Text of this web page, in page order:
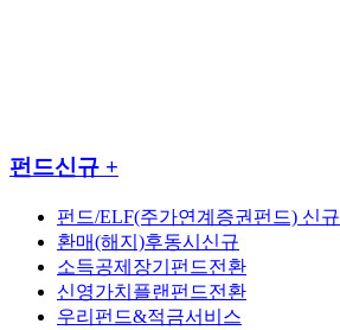
펀드신규 +
펀드/ELF(주가연계증권펀드) 신규
환매(해지)후동시신규
소득공제장기펀드전환
신영가치플랜펀드전환
우리펀드&적금서비스